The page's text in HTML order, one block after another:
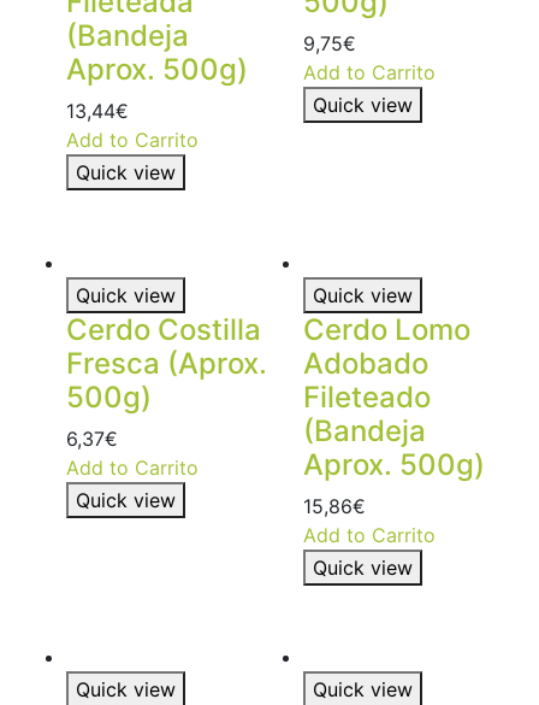
(Bandeja
Aprox. 500g)
13,44€
Add to Carrito
Quick view
9,75€
Add to Carrito
Quick view
Quick view
Cerdo Costilla
Fresca (Aprox.
500g)
6,37€
Add to Carrito
Quick view
Quick view
Cerdo Lomo
Adobado
Fileteado
(Bandeja
Aprox. 500g)
15,86€
Add to Carrito
Quick view
Quick view Quick view